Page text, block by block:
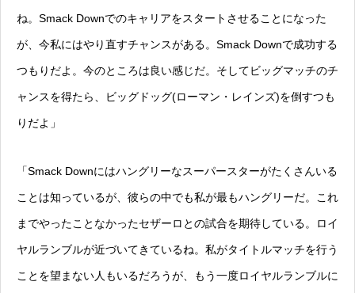
ね。Smack Downでのキャリアをスタートさせることになった
が、今私にはやり直すチャンスがある。Smack Downで成功する
つもりだよ。今のところは良い感じだ。そしてビッグマッチのチ
ャンスを得たら、ビッグドッグ(ローマン・レインズ)を倒すつも
りだよ」
「Smack Downにはハングリーなスーパースターがたくさんいる
ことは知っているが、彼らの中でも私が最もハングリーだ。これ
までやったことなかったセザーロとの試合を期待している。ロイ
ヤルランブルが近づいてきているね。私がタイトルマッチを行う
ことを望まない人もいるだろうが、もう一度ロイヤルランブルに